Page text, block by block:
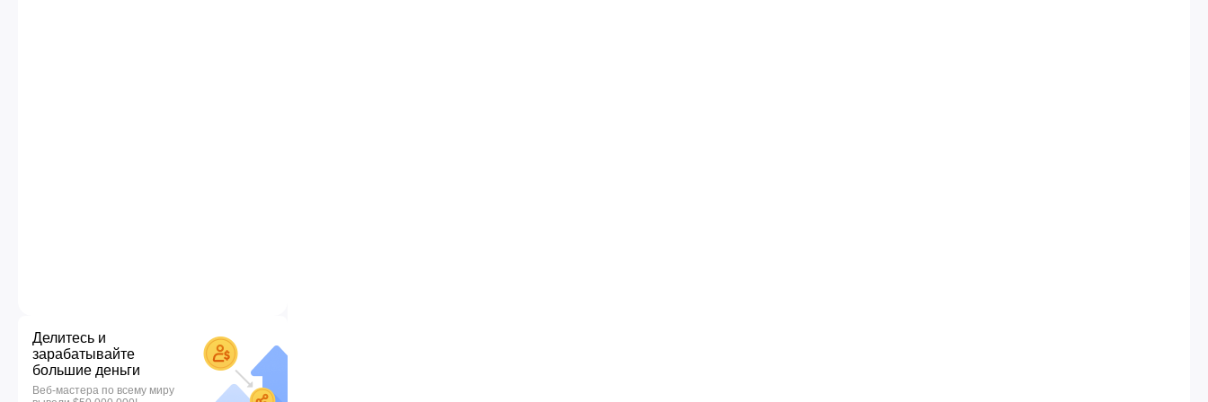
Делитесь и
зарабатывайте
большие деньги
Веб-мастера по всему миру